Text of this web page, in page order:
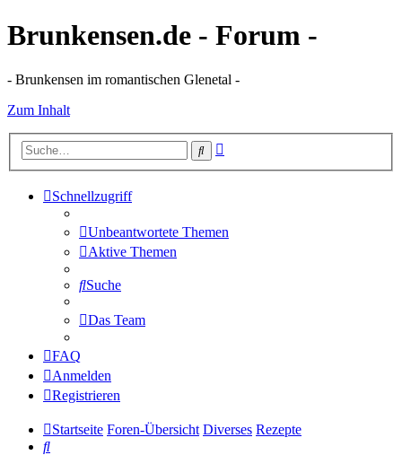
Brunkensen.de - Forum -
- Brunkensen im romantischen Glenetal -
Zum Inhalt
Suche
Schnellzugriff
Unbeantwortete Themen
Aktive Themen
Suche
Das Team
FAQ
Anmelden
Registrieren
Startseite Foren-Übersicht Diverses Rezepte
Suche